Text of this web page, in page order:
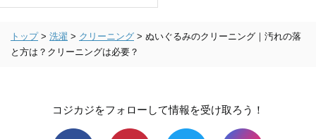
トップ > 洗濯 > クリーニング > ぬいぐるみのクリーニング｜汚れの落
と方は？クリーニングは必要？
コジカジをフォローして情報を受け取ろう！